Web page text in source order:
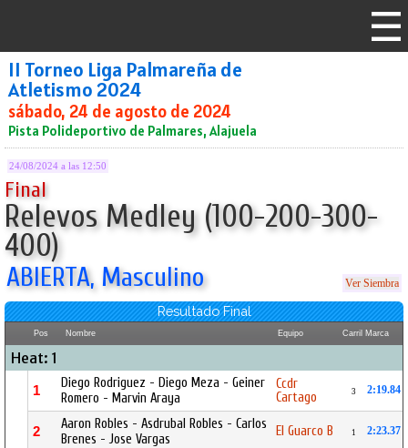
II Torneo Liga Palmareña de
Atletismo 2024
sábado, 24 de agosto de 2024
Pista Polideportivo de Palmares, Alajuela
24/08/2024 a las 12:50
Final
Relevos Medley (100-200-300-
400)
ABIERTA, Masculino Ver Siembra
Resultado Final
Pos Nombre Equipo Carril Marca
Heat: 1
1
Diego Rodriguez - Diego Meza - Geiner
Romero - Marvin Araya
Ccdr
Cartago
3 2:19.84
2
Aaron Robles - Asdrubal Robles - Carlos
Brenes - Jose Vargas
El Guarco B 1 2:23.37